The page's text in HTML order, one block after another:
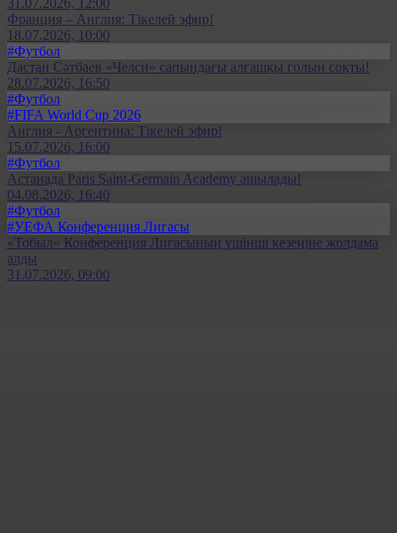
31.07.2026, 12:00
Франция – Англия: Тікелей эфир!
18.07.2026, 10:00
#Футбол
Дастан Сәтбаев «Челси» сапындағы алғашқы голын соқты!
28.07.2026, 16:50
#Футбол
#FIFA World Cup 2026
Англия - Аргентина: Тікелей эфир!
15.07.2026, 16:00
#Футбол
Астанада Paris Saint-Germain Academy ашылады!
04.08.2026, 16:40
#Футбол
#УЕФА Конференция Лигасы
«Тобыл» Конференция Лигасының үшінші кезеңіне жолдама
алды
31.07.2026, 09:00